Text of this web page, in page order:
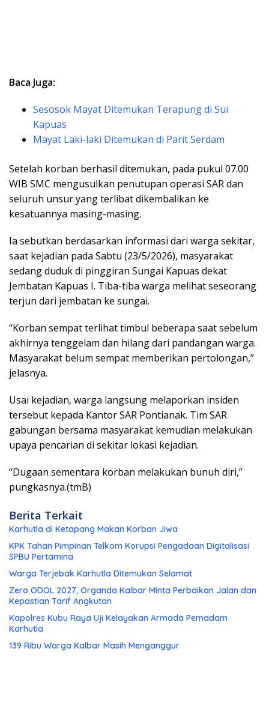
Baca Juga:
Sesosok Mayat Ditemukan Terapung di Sui
Kapuas
Mayat Laki-laki Ditemukan di Parit Serdam
Setelah korban berhasil ditemukan, pada pukul 07.00
WIB SMC mengusulkan penutupan operasi SAR dan
seluruh unsur yang terlibat dikembalikan ke
kesatuannya masing-masing.
Ia sebutkan berdasarkan informasi dari warga sekitar,
saat kejadian pada Sabtu (23/5/2026), masyarakat
sedang duduk di pinggiran Sungai Kapuas dekat
Jembatan Kapuas I. Tiba-tiba warga melihat seseorang
terjun dari jembatan ke sungai.
“Korban sempat terlihat timbul beberapa saat sebelum
akhirnya tenggelam dan hilang dari pandangan warga.
Masyarakat belum sempat memberikan pertolongan,”
jelasnya.
Usai kejadian, warga langsung melaporkan insiden
tersebut kepada Kantor SAR Pontianak. Tim SAR
gabungan bersama masyarakat kemudian melakukan
upaya pencarian di sekitar lokasi kejadian.
“Dugaan sementara korban melakukan bunuh diri,”
pungkasnya.(tmB)
Berita Terkait
Karhutla di Ketapang Makan Korban Jiwa
KPK Tahan Pimpinan Telkom Korupsi Pengadaan Digitalisasi
SPBU Pertamina
Warga Terjebak Karhutla Ditemukan Selamat
Zero ODOL 2027, Organda Kalbar Minta Perbaikan Jalan dan
Kepastian Tarif Angkutan
Kapolres Kubu Raya Uji Kelayakan Armada Pemadam
Karhutla
139 Ribu Warga Kalbar Masih Menganggur